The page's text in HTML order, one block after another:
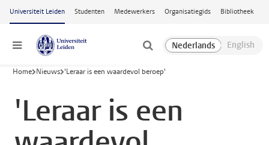
Ga naar hoofdinhoud
Universiteit Leiden Studenten Medewerkers Organisatiegids Bibliotheek
Menu
Home Nieuws 'Leraar is een waardevol beroep'
'Leraar is een